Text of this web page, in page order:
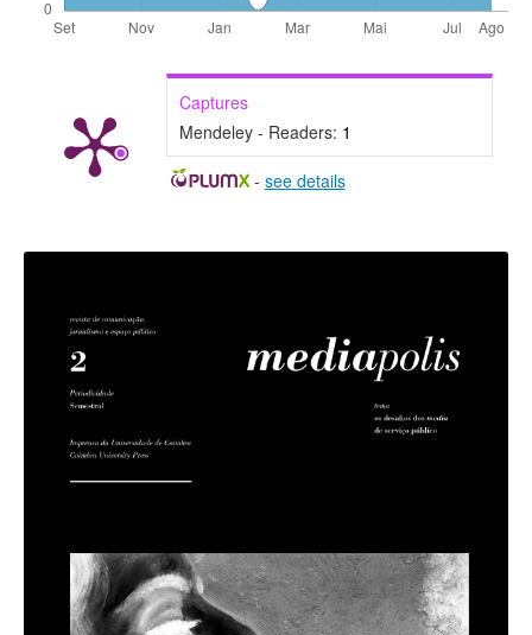
Captures
Mendeley - Readers: 1
- see details